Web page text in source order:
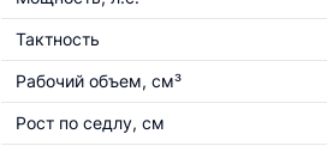
Тактность
Рабочий объем, см³
Рост по седлу, см